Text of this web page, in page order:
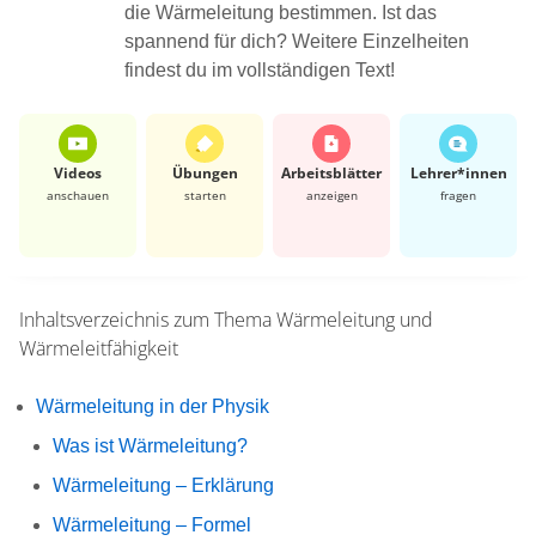
die Wärmeleitung bestimmen. Ist das
spannend für dich? Weitere Einzelheiten
findest du im vollständigen Text!
Videos
anschauen
Übungen
starten
Arbeits­blätter
anzeigen
Lehrer*​innen
fragen
Inhaltsverzeichnis zum ThemaWärmeleitung und
Wärmeleitfähigkeit
Wärmeleitung in der Physik
Was ist Wärmeleitung?
Wärmeleitung – Erklärung
Wärmeleitung – Formel